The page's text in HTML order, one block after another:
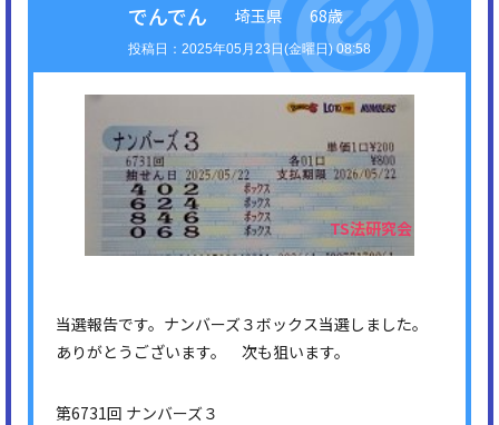
でんでん
埼玉県 68歳
2025年05月23日(金曜日) 08:58
当選報告です。ナンバーズ３ボックス当選しました。
ありがとうございます。 次も狙います。
第6731回 ナンバーズ３